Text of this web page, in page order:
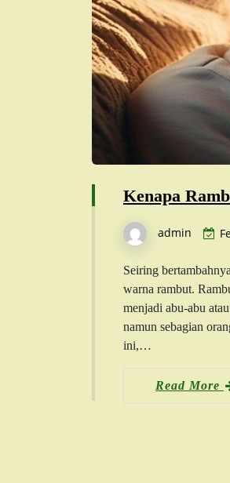
Kenapa
admin
Seiring
warna rambut.
menjadi abu-abu
namun sebagian
ini,…
Read More